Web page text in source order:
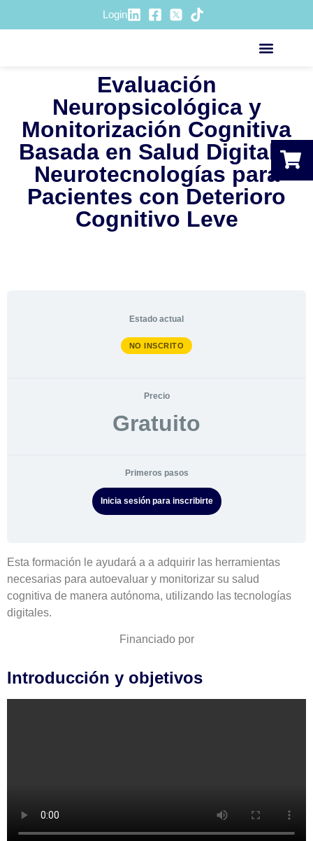
Login
Evaluación
Neuropsicológica y
Monitorización Cognitiva
Basada en Salud Digital y
Neurotecnologías para
Pacientes con Deterioro
Cognitivo Leve
Estado actual
NO INSCRITO
Precio
Gratuito
Primeros pasos
Inicia sesión para inscribirte
Esta formación le ayudará a a adquirir las herramientas
necesarias para autoevaluar y monitorizar su salud
cognitiva de manera autónoma, utilizando las tecnologías
digitales.
Financiado por
Introducción y objetivos